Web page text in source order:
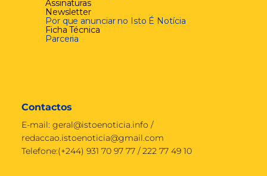
Assinaturas
Newsletter
Por que anunciar no Isto É Notícia
Ficha Técnica
Parceria
Contactos
E-mail: geral@istoenoticia.info /
redaccao.istoenoticia@gmail.com
Telefone:(+244) 931 70 97 77 / 222 77 49 10